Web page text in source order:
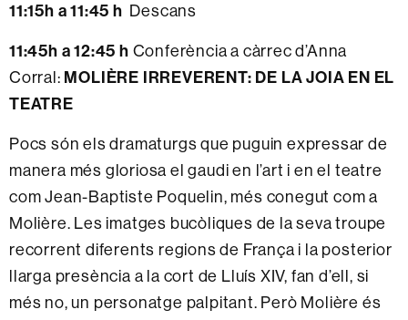
11:15h a 11:45 h Descans
11:45h a 12:45 h Conferència a càrrec d’Anna
Corral: MOLIÈRE IRREVERENT: DE LA JOIA EN EL
TEATRE
Pocs són els dramaturgs que puguin expressar de
manera més gloriosa el gaudi en l’art i en el teatre
com Jean-Baptiste Poquelin, més conegut com a
Molière. Les imatges bucòliques de la seva troupe
recorrent diferents regions de França i la posterior
llarga presència a la cort de Lluís XIV, fan d’ell, si
més no, un personatge palpitant. Però Molière és